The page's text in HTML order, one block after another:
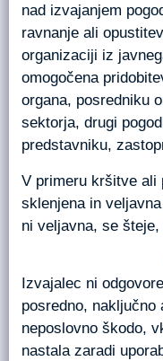
nad izvajanjem
ravnanje ali
organizaciji iz
omogočena
organa, posredniku
sektorja, drugi
predstavniku,
V primeru kršitve ali
sklenjena in
ni veljavna, se
Izvajalec ni
posredno, naključno
neposlovno škodo,
nastala zaradi